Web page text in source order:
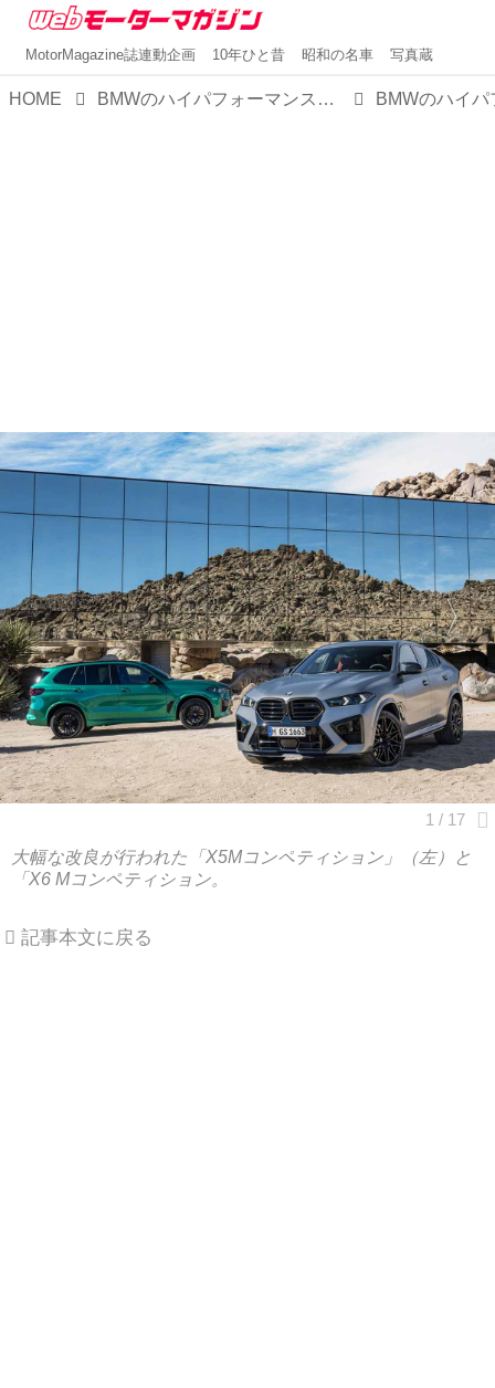
MotorMagazine誌連動企画 10年ひと昔 昭和の名車 写真蔵
HOME BMWのハイパフォーマンスSUV「X5＆X6 Mコンペティション」にV8 4.4Lターボ+48Vマイルドハイブリッド モデルが登場
大幅な改良が行われた「X5Mコンペティション」（左）と
「X6 Mコンペティション。
記事本文に戻る